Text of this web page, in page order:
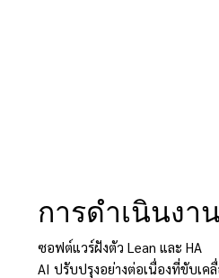
การดำเนินงา
ซอฟต์แวร์ฝังตัว Lean และ HA
AI ปรับปรุงอย่างต่อเนื่องที่ขับเค